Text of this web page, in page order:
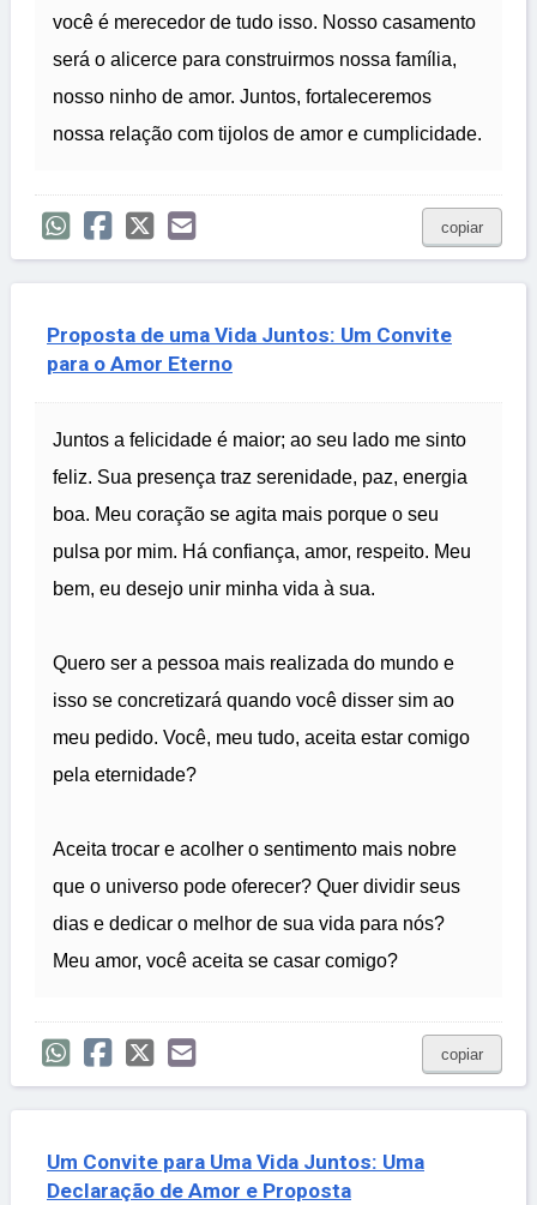
você é merecedor de tudo isso. Nosso casamento
será o alicerce para construirmos nossa família,
nosso ninho de amor. Juntos, fortaleceremos
nossa relação com tijolos de amor e cumplicidade.
copiar
Proposta de uma Vida Juntos: Um Convite
para o Amor Eterno
Juntos a felicidade é maior; ao seu lado me sinto
feliz. Sua presença traz serenidade, paz, energia
boa. Meu coração se agita mais porque o seu
pulsa por mim. Há confiança, amor, respeito. Meu
bem, eu desejo unir minha vida à sua.
Quero ser a pessoa mais realizada do mundo e
isso se concretizará quando você disser sim ao
meu pedido. Você, meu tudo, aceita estar comigo
pela eternidade?
Aceita trocar e acolher o sentimento mais nobre
que o universo pode oferecer? Quer dividir seus
dias e dedicar o melhor de sua vida para nós?
Meu amor, você aceita se casar comigo?
copiar
Um Convite para Uma Vida Juntos: Uma
Declaração de Amor e Proposta